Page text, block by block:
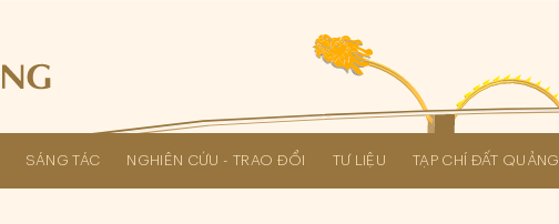
SÁNG TÁC NGHIÊN CỨU - TRAO ĐỔI TƯ LIỆU TẠP CHÍ ĐẤT QUẢNG